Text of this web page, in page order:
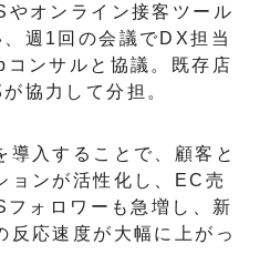
やオンライン接客ツール
週1回の会議でDX担当
コンサルと協議。既存店
協力して分担。
導入することで、顧客と
ョンが活性化し、EC売
フォロワーも急増し、新
反応速度が大幅に上がっ